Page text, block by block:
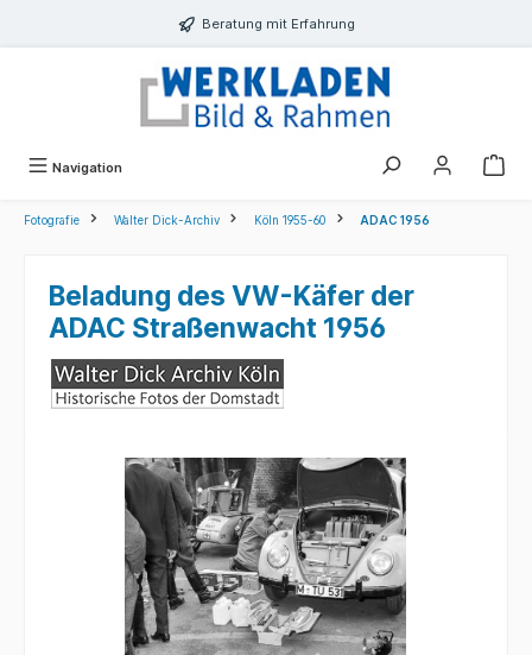
Beratung mit Erfahrung
Navigation
Fotografie Walter Dick-Archiv Köln 1955-60 ADAC 1956
Beladung des VW-Käfer der
ADAC Straßenwacht 1956
Bildergalerie überspringen